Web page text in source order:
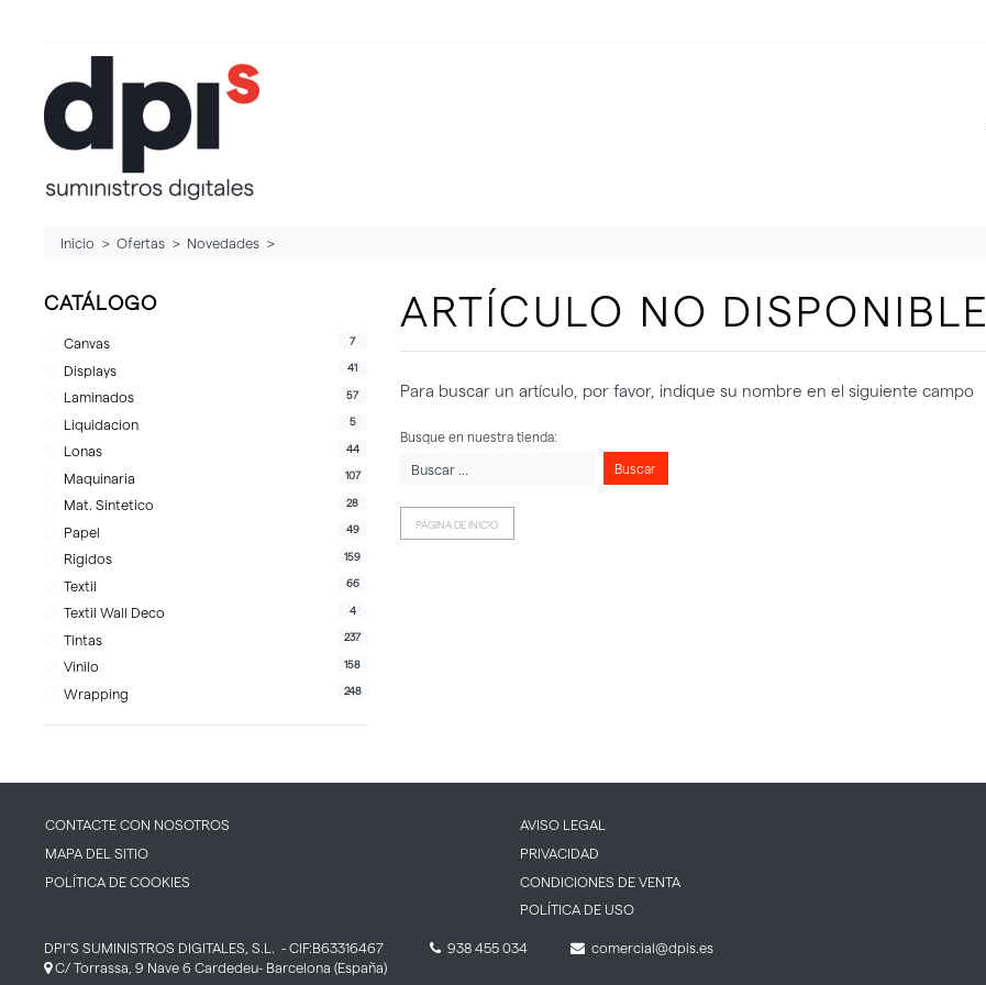
Inicio Ofertas Novedades
CATÁLOGO
Canvas 7
Displays 41
Laminados 57
Liquidacion 5
Lonas 44
Maquinaria 107
Mat. Sintetico 28
Papel 49
Rigidos 159
Textil 66
Textil Wall Deco 4
Tintas 237
Vinilo 158
Wrapping 248
ARTÍCULO NO DISPONIBLE
Para buscar un artículo, por favor, indique su nombre en el siguiente campo
Busque en nuestra tienda:
Buscar
PÁGINA DE INICIO
CONTACTE CON NOSOTROS
MAPA DEL SITIO
POLÍTICA DE COOKIES
AVISO LEGAL
PRIVACIDAD
CONDICIONES DE VENTA
POLÍTICA DE USO
DPI''S SUMINISTROS DIGITALES, S.L. - CIF:B63316467
C/ Torrassa, 9 Nave 6 Cardedeu- Barcelona (España)
938 455 034 comercial@dpis.es